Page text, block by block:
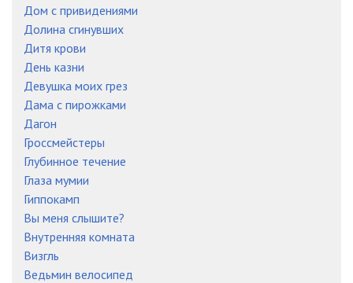
Дом с привидениями
Долина сгинувших
Дитя крови
День казни
Девушка моих грез
Дама с пирожками
Дагон
Гроссмейстеры
Глубинное течение
Глаза мумии
Гиппокамп
Вы меня слышите?
Внутренняя комната
Визгль
Ведьмин велосипед